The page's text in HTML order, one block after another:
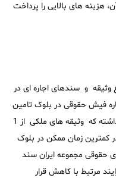
هزینه های بالایی را پرداخت
و سندهای اجاره ای در
فیش حقوقی در بلوک تامین
نماید ، این مجموعه همچنین توانایی آنرا داشته که وثیقه های ملکی از 1
تومان را در کمترین زمان ممکن در بلوک
حقوقی مجموعه ایران سند
مرتبط با کاهش قرار